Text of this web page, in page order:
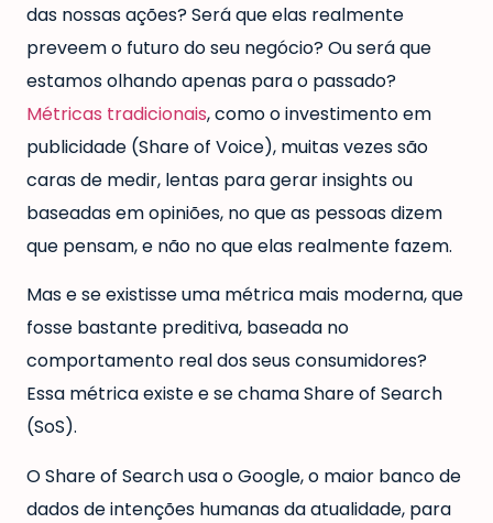
das nossas ações? Será que elas realmente
preveem o futuro do seu negócio? Ou será que
estamos olhando apenas para o passado?
Métricas tradicionais, como o investimento em
publicidade (Share of Voice), muitas vezes são
caras de medir, lentas para gerar insights ou
baseadas em opiniões, no que as pessoas dizem
que pensam, e não no que elas realmente fazem.
Mas e se existisse uma métrica mais moderna, que
fosse bastante preditiva, baseada no
comportamento real dos seus consumidores?
Essa métrica existe e se chama Share of Search
(SoS).
O Share of Search usa o Google, o maior banco de
dados de intenções humanas da atualidade, para